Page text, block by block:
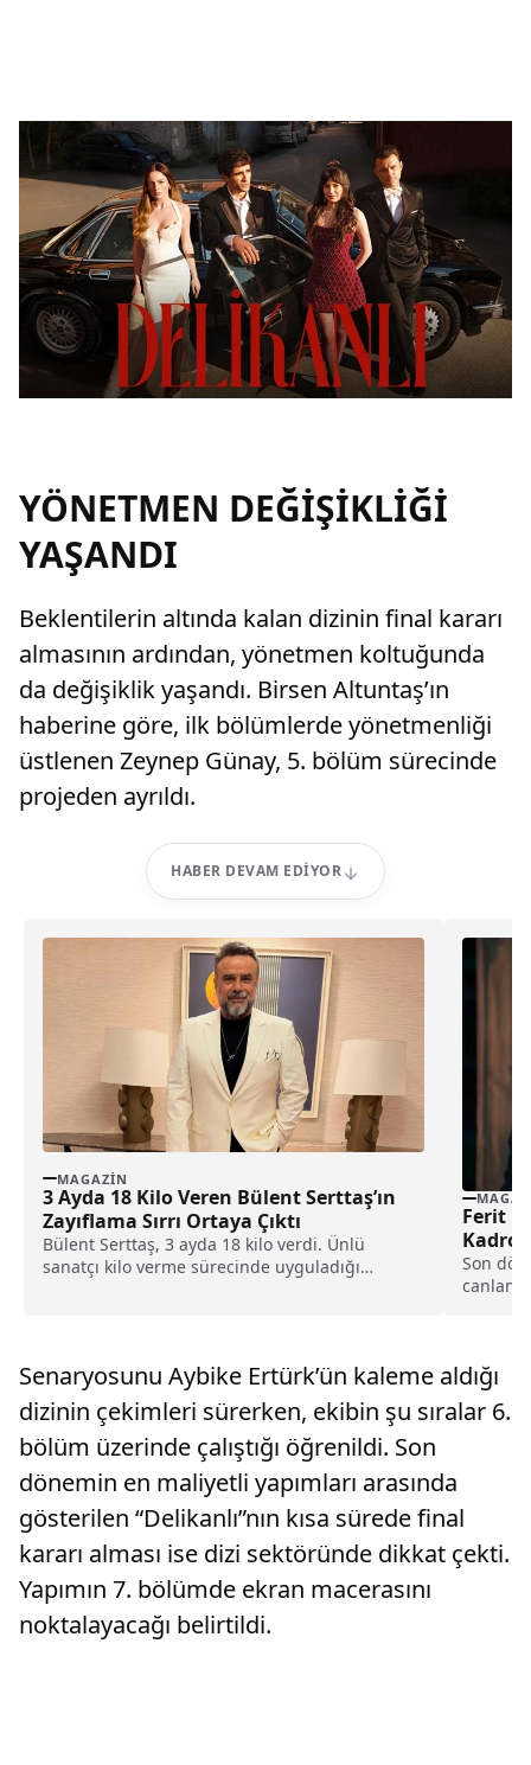
YÖNETMEN DEĞİŞİKLİĞİ
YAŞANDI
Beklentilerin altında kalan dizinin final kararı
almasının ardından, yönetmen koltuğunda
da değişiklik yaşandı. Birsen Altuntaş’ın
haberine göre, ilk bölümlerde yönetmenliği
üstlenen Zeynep Günay, 5. bölüm sürecinde
projeden ayrıldı.
HABER DEVAM EDIYOR
MAGAZIN
3 Ayda 18 Kilo Veren Bülent Serttaş’ın
Zayıflama Sırrı Ortaya Çıktı
Bülent Serttaş, 3 ayda 18 kilo verdi. Ünlü
sanatçı kilo verme sürecinde uyguladığı
Ferit
Son
Senaryosunu Aybike Ertürk’ün kaleme aldığı
dizinin çekimleri sürerken, ekibin şu sıralar 6.
bölüm üzerinde çalıştığı öğrenildi. Son
dönemin en maliyetli yapımları arasında
gösterilen “Delikanlı”nın kısa sürede final
kararı alması ise dizi sektöründe dikkat çekti.
Yapımın 7. bölümde ekran macerasını
noktalayacağı belirtildi.